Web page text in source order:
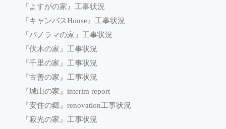
『よすがの家』工事状況
『キャンバスHouse』工事状況
『パノラマの家』工事状況
『伏木の家』工事状況
『千里の家』工事状況
『古善の家』工事状況
『城山の家』interim report
『安住の郷』renovation工事状況
『寂光の家』工事状況